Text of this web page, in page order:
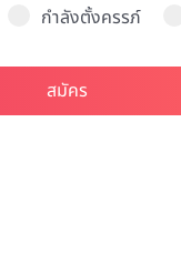
กำลังตั้งครรภ์
สมัคร